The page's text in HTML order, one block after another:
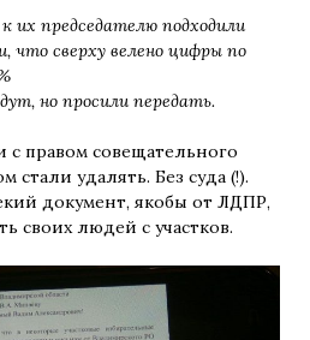
их председателю подходили
что сверху велено цифры по
но просили передать.
с правом совещательного
стали удалять. Без суда (!).
документ, якобы от ЛДПР,
своих людей с участков.